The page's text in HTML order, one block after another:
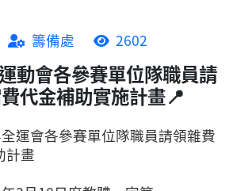
籌備處 2602
動會各參賽單位隊職員請
代金補助實施計畫📍
運會各參賽單位隊職員請領雜費
計畫